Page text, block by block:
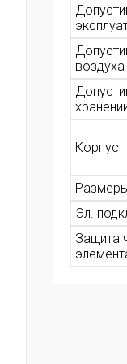
воздуха
Корпус
Эл.
Защита